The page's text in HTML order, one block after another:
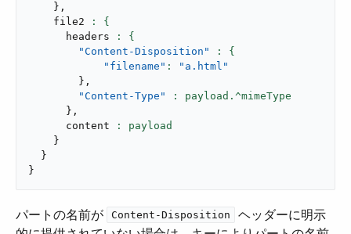
} ,
    file2
      headers
"Content-Disposition"
"filename" :
"a.html"
} ,
"Content-Type"
} ,
      content
}
}
}
パートの名前が ​ Content-Disposition
​ ヘッダーに明示